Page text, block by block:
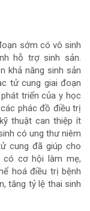
sớm có vô sinh
hỗ trợ sinh sản.
khả năng sinh sản
tử cung giai đoạn
triển của y học
phác đồ điều trị
thuật can thiệp ít
có ung thư niêm
cung đã giúp cho
có cơ hội làm mẹ,
hoá điều trị bệnh
tăng tỷ lệ thai sinh